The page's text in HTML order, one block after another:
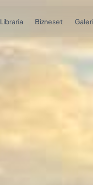
Libraria Bizneset